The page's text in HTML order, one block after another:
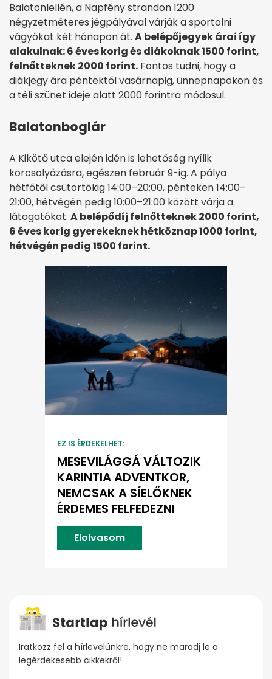
Balatonlellén, a Napfény strandon 1200
négyzetméteres jégpályával várják a sportolni
vágyókat két hónapon át. A belépőjegyek árai így
alakulnak: 6 éves korig és diákoknak 1500 forint,
felnőtteknek 2000 forint. Fontos tudni, hogy a
diákjegy ára péntektől vasárnapig, ünnepnapokon és
a téli szünet ideje alatt 2000 forintra módosul.
Balatonboglár
A Kikötő utca elején idén is lehetőség nyílik
korcsolyázásra, egészen február 9-ig. A pálya
hétfőtől csütörtökig 14:00–20:00, pénteken 14:00–
21:00, hétvégén pedig 10:00–21:00 között várja a
látogatókat. A belépődíj felnőtteknek 2000 forint,
6 éves korig gyerekeknek hétköznap 1000 forint,
hétvégén pedig 1500 forint.
EZ IS ÉRDEKELHET:
MESEVILÁGGÁ VÁLTOZIK
KARINTIA ADVENTKOR,
NEMCSAK A SÍELŐKNEK
ÉRDEMES FELFEDEZNI
Elolvasom
Iratkozz fel a hírlevelünkre, hogy ne maradj le a
legérdekesebb cikkekről!